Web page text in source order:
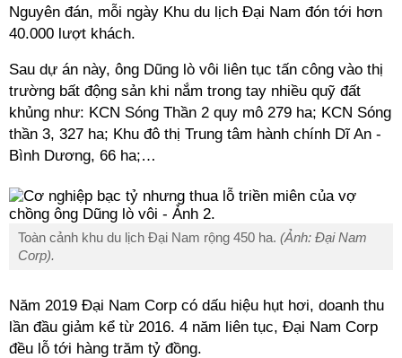
Nguyên đán, mỗi ngày Khu du lịch Đại Nam đón tới hơn
40.000 lượt khách.
Sau dự án này, ông Dũng lò vôi liên tục tấn công vào thị
trường bất động sản khi nắm trong tay nhiều quỹ đất
khủng như: KCN Sóng Thần 2 quy mô 279 ha; KCN Sóng
thần 3, 327 ha; Khu đô thị Trung tâm hành chính Dĩ An -
Bình Dương, 66 ha;…
Toàn cảnh khu du lịch Đại Nam rộng 450 ha. (Ảnh: Đại Nam
Corp).
Năm 2019 Đại Nam Corp có dấu hiệu hụt hơi, doanh thu
lần đầu giảm kể từ 2016. 4 năm liên tục, Đại Nam Corp
đều lỗ tới hàng trăm tỷ đồng.